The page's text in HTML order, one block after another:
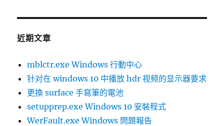
鍵
近期文章
mblctr.exe Windows 行動中心
针对在 windows 10 中播放 hdr 视频的显示器要求
更換 surface 手寫筆的電池
setupprep.exe Windows 10 安裝程式
WerFault.exe Windows 問題報告